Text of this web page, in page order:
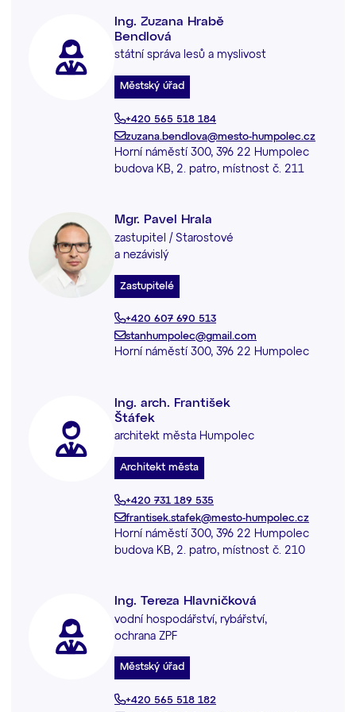
Ing. Zuzana Hrabě
Bendlová
státní správa lesů a myslivost
Městský úřad
+420 565 518 184
zuzana.bendlova@mesto-humpolec.cz
Horní náměstí 300, 396 22 Humpolec
budova KB, 2. patro, místnost č. 211
Mgr. Pavel Hrala
zastupitel / Starostové
a nezávislý
Zastupitelé
+420 607 690 513
stanhumpolec@gmail.com
Horní náměstí 300, 396 22 Humpolec
Ing. arch. František
Štáfek
architekt města Humpolec
Architekt města
+420 731 189 535
frantisek.stafek@mesto-humpolec.cz
Horní náměstí 300, 396 22 Humpolec
budova KB, 2. patro, místnost č. 210
Ing. Tereza Hlavničková
vodní hospodářství, rybářství,
ochrana ZPF
Městský úřad
+420 565 518 182